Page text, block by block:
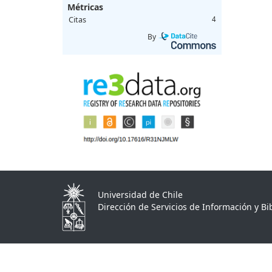
Métricas
Citas 4
By
Universidad de Chile
Dirección de Servicios de Información y